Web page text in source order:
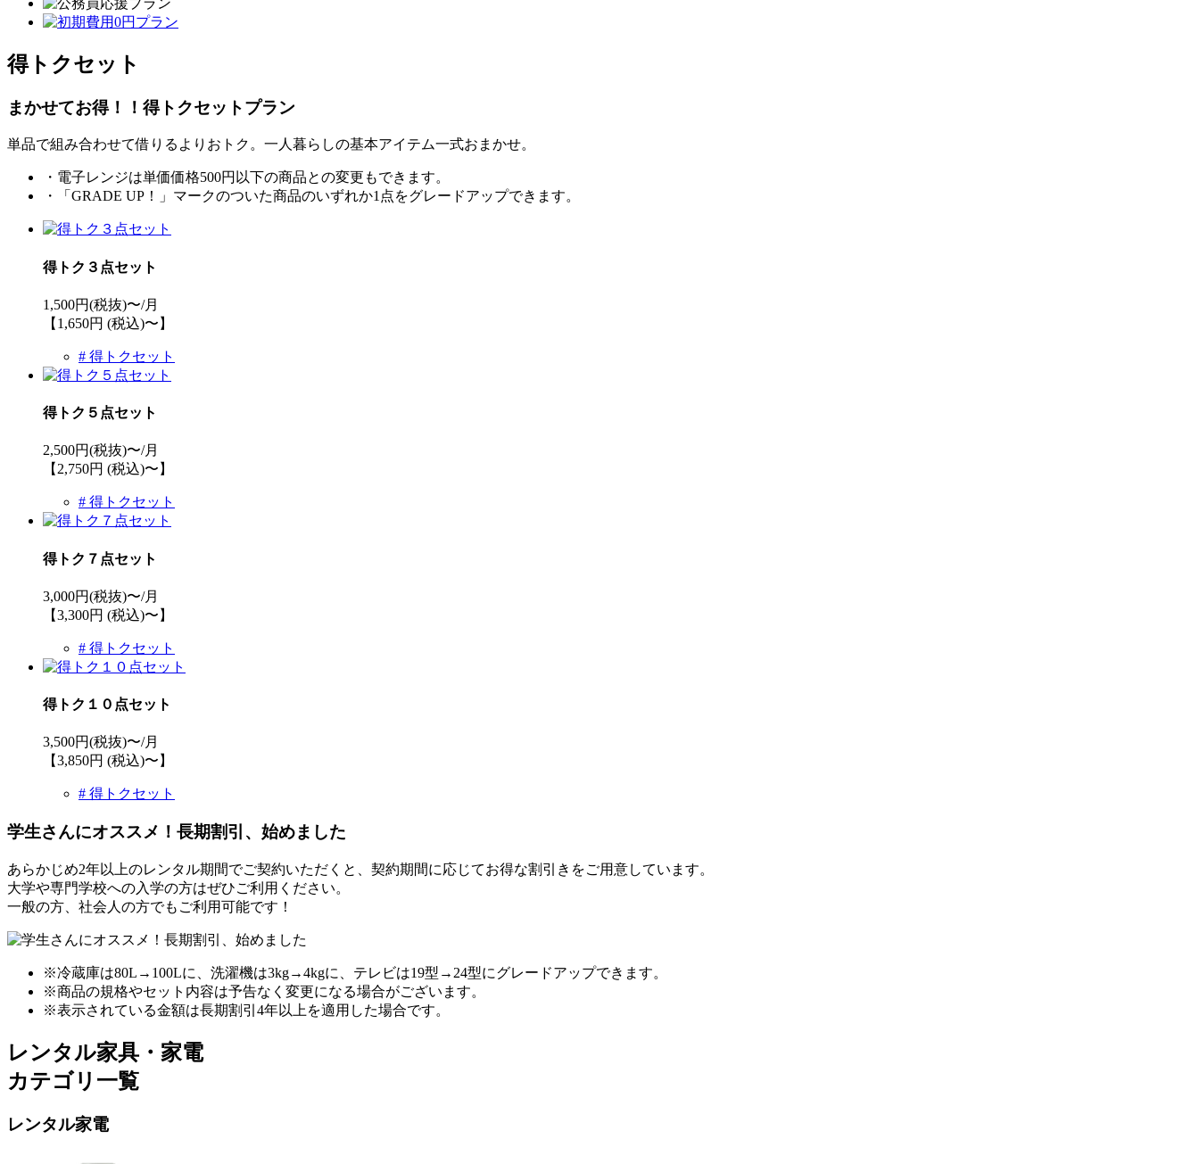
得トクセット
まかせてお得！！得トクセットプラン
単品で組み合わせて借りるよりおトク。一人暮らしの基本アイテム一式おまかせ。
・電子レンジは単価価格500円以下の商品との変更もできます。
・「GRADE UP！」マークのついた商品のいずれか1点をグレードアップできます。
得トク３点セット
1,500円(税抜)〜/月
【1,650円 (税込)〜】
# 得トクセット
得トク５点セット
2,500円(税抜)〜/月
【2,750円 (税込)〜】
# 得トクセット
得トク７点セット
3,000円(税抜)〜/月
【3,300円 (税込)〜】
# 得トクセット
得トク１０点セット
3,500円(税抜)〜/月
【3,850円 (税込)〜】
# 得トクセット
学生さんにオススメ！長期割引、始めました
あらかじめ2年以上のレンタル期間でご契約いただくと、契約期間に応じてお得な割引きをご用意しています。
大学や専門学校への入学の方はぜひご利用ください。
一般の方、社会人の方でもご利用可能です！
※冷蔵庫は80L→ 100Lに、洗濯機は3kg→4kgに、テレビは19型→ 24型にグレードアップできます。
※商品の規格やセット内容は予告なく変更になる場合がございます。
※表示されている金額は長期割引4年以上を適用した場合です。
レンタル家具・家電
カテゴリ一覧
レンタル家電